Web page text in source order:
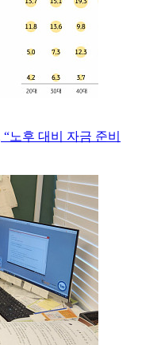
노후 대비 자금 준비